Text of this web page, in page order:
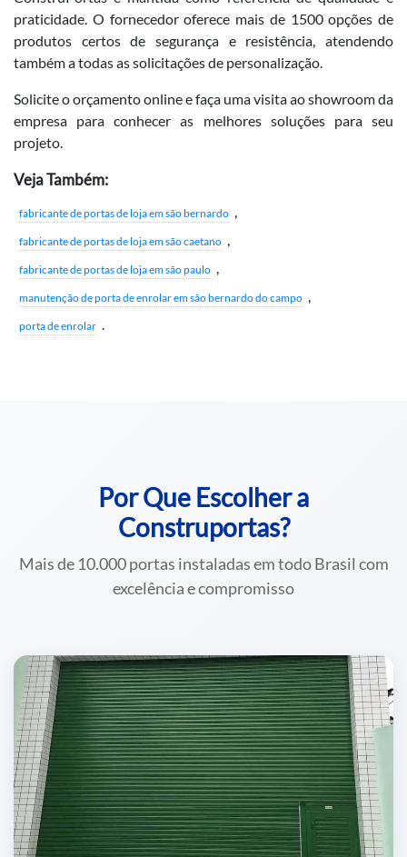
praticidade. O fornecedor oferece mais de 1500 opções de
produtos certos de segurança e resistência, atendendo
também a todas as solicitações de personalização.
Solicite o orçamento online e faça uma visita ao showroom da
empresa para conhecer as melhores soluções para seu
projeto.
Veja Também:
fabricante de portas de loja em são bernardo
fabricante de portas de loja em são caetano
fabricante de portas de loja em são paulo
manutenção de porta de enrolar em são bernardo do campo
porta de enrolar
Por Que Escolher a
Construportas?
Mais de 10.000 portas instaladas em todo Brasil com
excelência e compromisso